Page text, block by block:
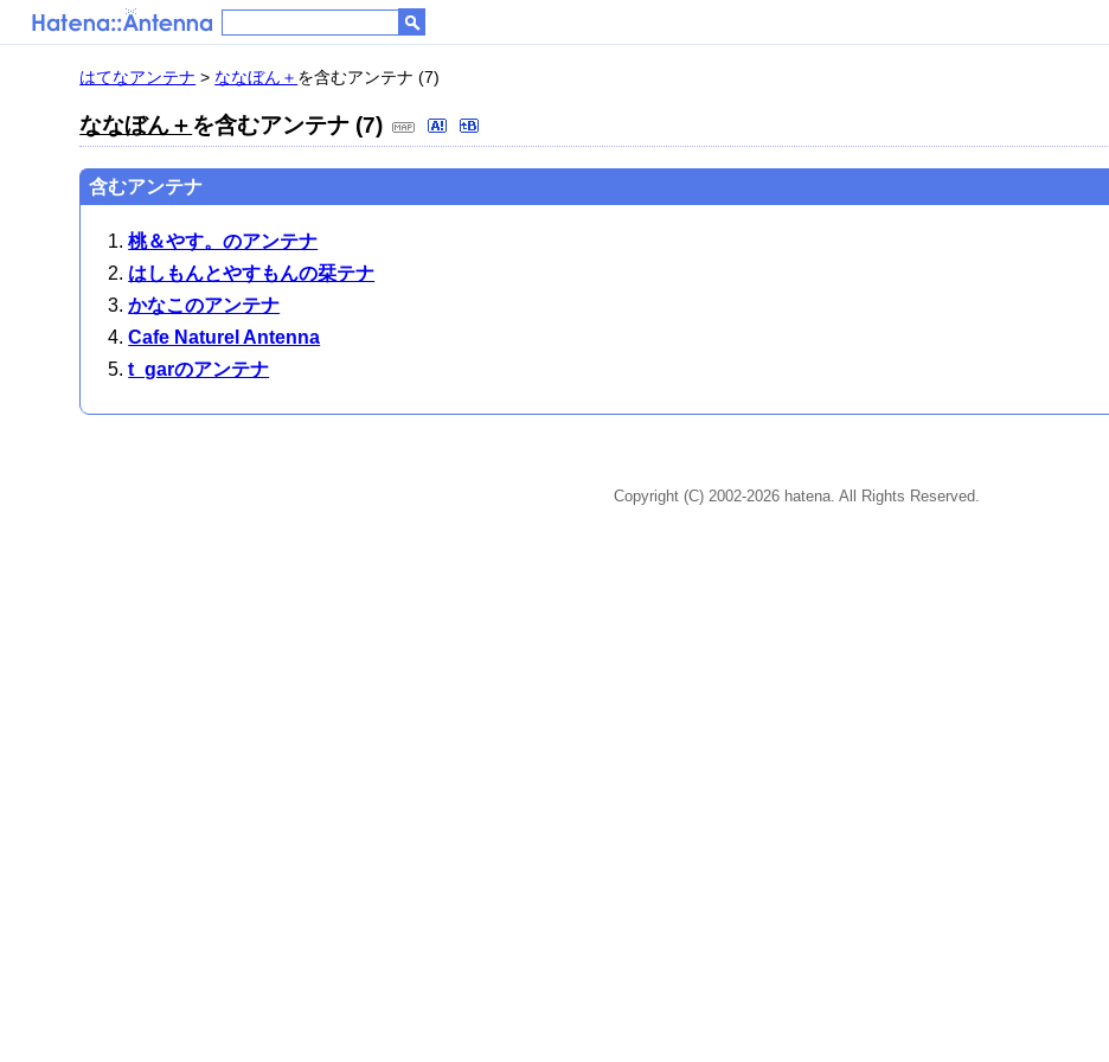
はてなアンテナ > ななぼん＋ を含むアンテナ (7)
ななぼん＋ を含むアンテナ (7)
含むアンテナ
桃＆やす。のアンテナ
はしもんとやすもんの栞テナ
かなこのアンテナ
Cafe Naturel Antenna
t_garのアンテナ
Copyright (C) 2002-2026 hatena. All Rights Reserved.